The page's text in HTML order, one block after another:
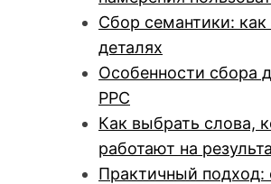
Сбор семантики: как
деталях
Особенности сбора
PPC
Как выбрать слова,
работают на
Практичный подход: